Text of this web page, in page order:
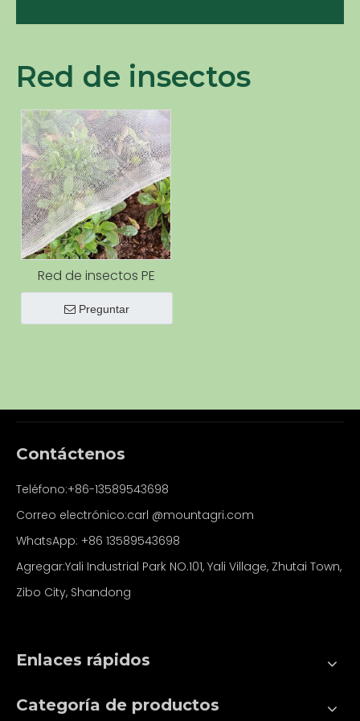
Red de insectos
Red de insectos PE
Preguntar
Contáctenos
Teléfono:+86-13589543698
Correo electrónico:carl @mountagri.com
WhatsApp: +86 13589543698
Agregar:Yali Industrial Park NO.101, Yali Village, Zhutai Town,
Zibo City, Shandong
Enlaces rápidos
Categoría de productos